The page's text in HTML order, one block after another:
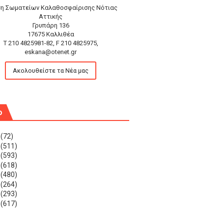
Σωματείων Καλαθοσφαίρισης Νότιας
Αττικής
Γρυπάρη 136
17675 Καλλιθέα
T 210 4825981-82, F 210 4825975,
eskana@otenet.gr
Ακολουθείστε τα Νέα μας
(72)
(511)
(593)
(618)
(480)
(264)
(293)
(617)